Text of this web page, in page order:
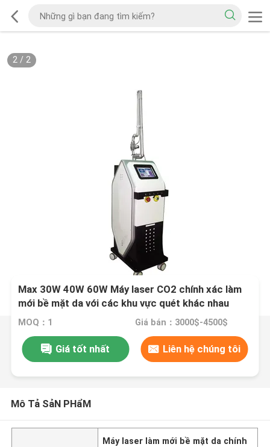
2/ 2
Max 30W 40W 60W Máy laser CO2 chính xác làm
mới bề mặt da với các khu vực quét khác nhau
MOQ：1 Giá bán：3000$-4500$
Giá tốt nhất Liên hệ chúng tôi
Mô Tả SảN PHẩM
Máy laser làm mới bề mặt da chính